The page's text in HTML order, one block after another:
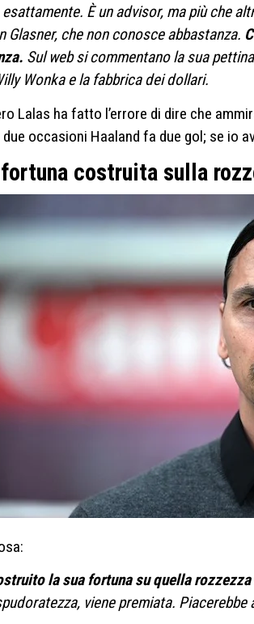
È un advisor, ma più che
Glasner, che non conosce abbastanza.
Sul web si commentano la sua
Wonka e la fabbrica dei dollari.
Lalas ha fatto l’errore di dire che
due occasioni Haaland fa due gol; se io
fortuna costruita sulla
la sua fortuna su quella
viene premiata. Piacerebbe